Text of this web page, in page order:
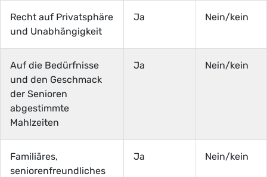
Recht auf Privatsphäre
und Unabhängigkeit
Ja Nein/kein
Auf die Bedürfnisse
und den Geschmack
der Senioren
abgestimmte
Mahlzeiten
Ja Nein/kein
Familiäres,
seniorenfreundliches
Ja Nein/kein